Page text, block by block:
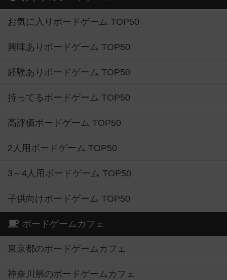
お気に入りボードゲーム TOP50
興味ありボードゲーム TOP50
経験ありボードゲーム TOP50
持ってるボードゲーム TOP50
高評価ボードゲーム TOP50
2人用ボードゲーム TOP50
3～4人用ボードゲーム TOP50
子供向けボードゲーム TOP50
ボードゲームカフェ
東京都のボードゲームカフェ
神奈川県のボードゲームカフェ